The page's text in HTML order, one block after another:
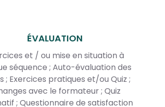
ÉVALUATION
et / ou mise en situation à
séquence ; Auto-évaluation des
; Exercices pratiques et/ou Quiz ;
avec le formateur ; Quiz
; Questionnaire de satisfaction